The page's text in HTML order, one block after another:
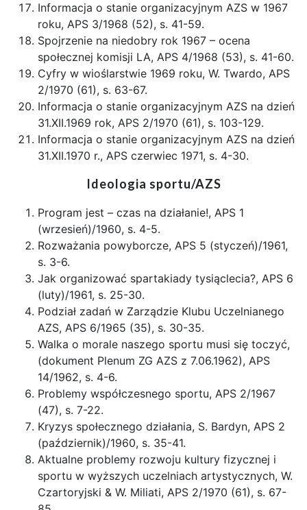
Informacja o stanie organizacyjnym AZS w 1967
roku, APS 3/1968 (52), s. 41-59.
Spojrzenie na niedobry rok 1967 – ocena
społecznej komisji LA, APS 4/1968 (53), s. 41-60.
Cyfry w wioślarstwie 1969 roku, W. Twardo, APS
2/1970 (61), s. 63-67.
Informacja o stanie organizacyjnym AZS na dzień
31.XII.1969 rok, APS 2/1970 (61), s. 103-129.
Informacja o stanie organizacyjnym AZS na dzień
31.XII.1970 r., APS czerwiec 1971, s. 4-30.
Ideologia sportu/AZS
Program jest – czas na działanie!, APS 1
(wrzesień)/1960, s. 4-5.
Rozważania powyborcze, APS 5 (styczeń)/1961,
s. 3-6.
Jak organizować spartakiady tysiąclecia?, APS 6
(luty)/1961, s. 25-30.
Podział zadań w Zarządzie Klubu Uczelnianego
AZS, APS 6/1965 (35), s. 30-35.
Walka o morale naszego sportu musi się toczyć,
(dokument Plenum ZG AZS z 7.06.1962), APS
14/1962, s. 4-6.
Problemy współczesnego sportu, APS 2/1967
(47), s. 7-22.
Kryzys społecznego działania, S. Bardyn, APS 2
(październik)/1960, s. 35-41.
Aktualne problemy rozwoju kultury fizycznej i
sportu w wyższych uczelniach artystycznych, W.
Czartoryjski & W. Miliati, APS 2/1970 (61), s. 67-